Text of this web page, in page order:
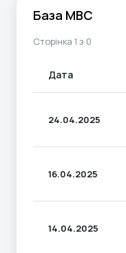
База МВС
Сторінка 1 з 0
Дата
24.04.2025
16.04.2025
14.04.2025